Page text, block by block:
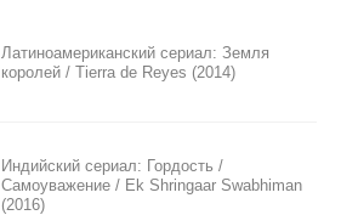
Латиноамериканский сериал: Земля
королей / Tierra de Reyes (2014)
Индийский сериал: Гордость /
Самоуважение / Ek Shringaar Swabhiman
(2016)